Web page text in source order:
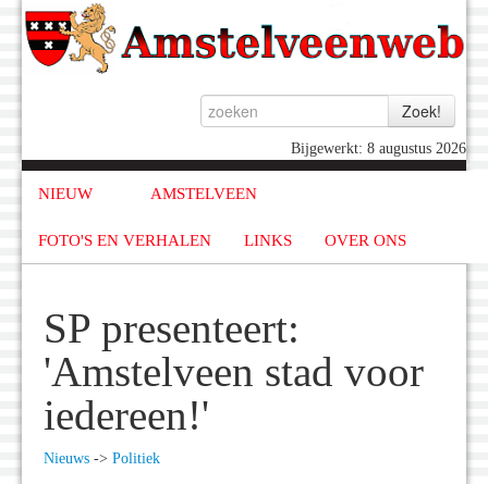
Bijgewerkt: 8 augustus 2026
NIEUW AMSTELVEEN
FOTO'S EN VERHALEN LINKS OVER ONS
SP presenteert:
'Amstelveen stad voor
iedereen!'
Nieuws -> Politiek